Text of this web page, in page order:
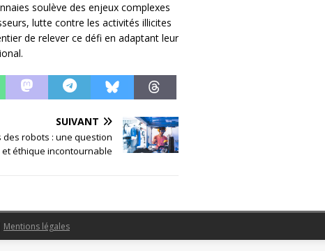
soulève des enjeux complexes
lutte contre les activités illicites
de relever ce défi en adaptant leur
SUIVANT
des robots : une question
éthique incontournable
Mentions légales